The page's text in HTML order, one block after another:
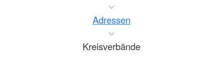
Adressen
Kreisverbände